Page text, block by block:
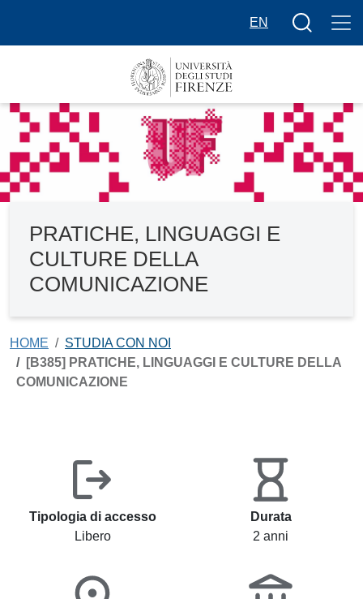
EN
Bottone
PRATICHE, LINGUAGGI E
CULTURE DELLA
COMUNICAZIONE
HOME
STUDIA CON NOI
[B385] PRATICHE, LINGUAGGI E CULTURE DELLA
COMUNICAZIONE
Tipologia di accesso
Libero
Durata
2 anni